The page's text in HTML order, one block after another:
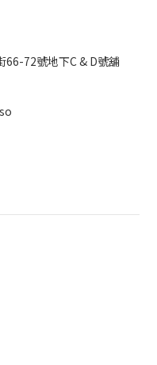
66-72號地下C & D號舖